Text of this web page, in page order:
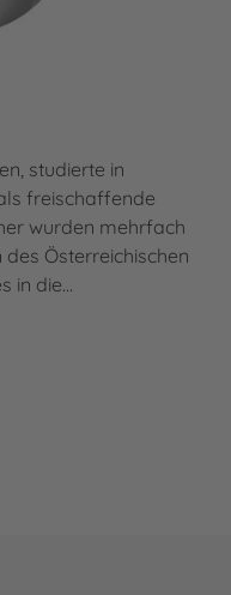
studierte in
freischaffende
wurden mehrfach
Österreichischen
in die…